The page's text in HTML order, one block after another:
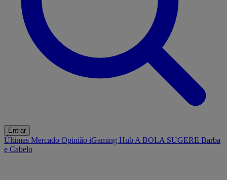
Entrar
Últimas Mercado Opinião iGaming Hub A BOLA SUGERE Barba
e Cabelo